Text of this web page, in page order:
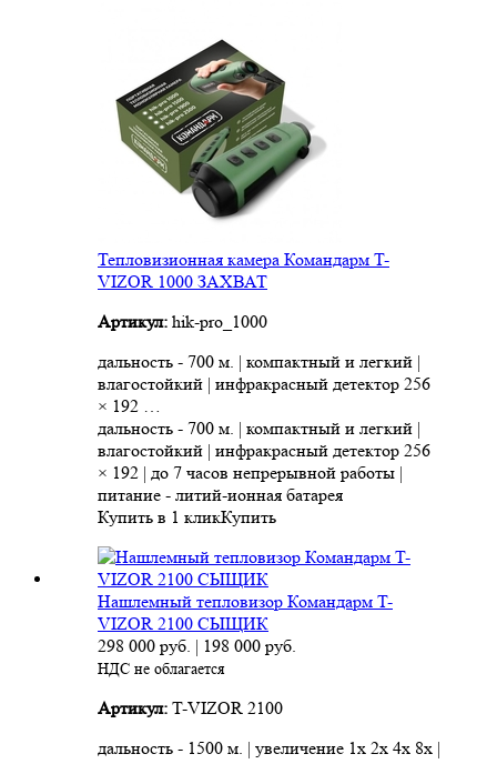
Тепловизионная камера Командарм T-
VIZOR 1000 ЗАХВАТ
Артикул: hik-pro_1000
дальность - 700 м. | компактный и легкий |
влагостойкий | инфракрасный детектор 256
× 192 …
дальность - 700 м. | компактный и легкий |
влагостойкий | инфракрасный детектор 256
× 192 | до 7 часов непрерывной работы |
питание - литий-ионная батарея
Купить в 1 кликКупить
Нашлемный тепловизор Командарм T-
VIZOR 2100 СЫЩИК
298 000 руб. | 198 000 руб.
НДС не облагается
Артикул: T-VIZOR 2100
дальность - 1500 м. | увеличение 1x 2x 4x 8x |